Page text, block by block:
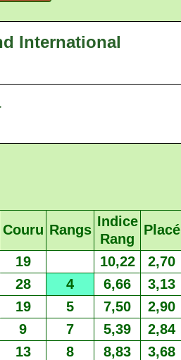
International
Couru Rangs
Indice
Rang
Placé
19 10,22 2,70
28 4 6,66 3,13
19 5 7,50 2,90
9 7 5,39 2,84
13 8 8,83 3,68